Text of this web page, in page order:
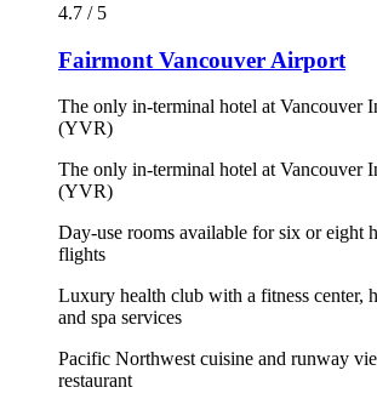
4.7 / 5
Fairmont Vancouver Airport
The only in-terminal hotel at Vancouver
(YVR)
The only in-terminal hotel at Vancouver
(YVR)
Day-use rooms available for six or eight
flights
Luxury health club with a fitness center,
and spa services
Pacific Northwest cuisine and runway
restaurant